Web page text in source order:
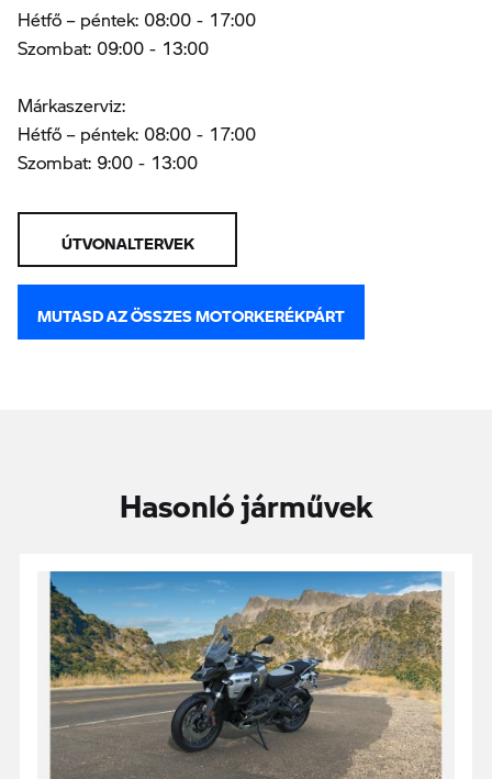
Hétfő – péntek: 08:00 - 17:00
Szombat: 09:00 - 13:00
Márkaszerviz:
Hétfő – péntek: 08:00 - 17:00
Szombat: 9:00 - 13:00
ÚTVONALTERVEK
MUTASD AZ ÖSSZES MOTORKERÉKPÁRT
Hasonló járművek